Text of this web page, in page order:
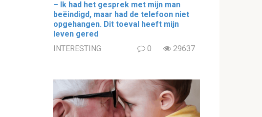
– Ik had het gesprek met mijn man
beëindigd, maar had de telefoon niet
opgehangen. Dit toeval heeft mijn
leven gered
INTERESTING
0 29637